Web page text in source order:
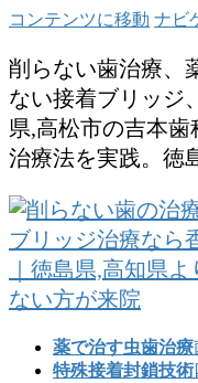
コンテンツに移動 ナビ
削らない歯治療、
ない接着ブリッジ
県,高松市の吉本
治療法を実践。徳
薬で治す虫歯治療
特殊接着封鎖技術